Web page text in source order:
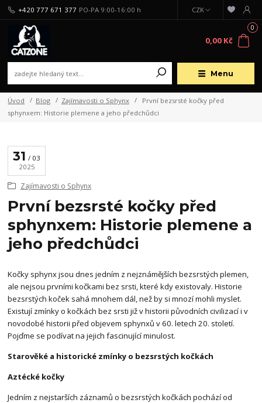
Menu
CZK
+420 777 671 377 PO-PA 9:00-16:00 h
0
0,00 Kč
Úvod Blog Zajímavosti o Sphynx
První bezsrsté kočky před
sphynxem: Historie plemene a jeho předchůdci
31
03
2025
Zajímavosti o Sphynx
První bezsrsté kočky před
sphynxem: Historie plemene a
jeho předchůdci
Kočky sphynx jsou dnes jedním z nejznámějších bezsrstých plemen,
ale nejsou prvními kočkami bez srsti, které kdy existovaly. Historie
bezsrstých koček sahá mnohem dál, než by si mnozí mohli myslet.
Existují zmínky o kočkách bez srsti již v historii původních civilizací i v
novodobé historii před objevem sphynxů v 60. letech 20. století.
Pojďme se podívat na jejich fascinující minulost.
Starověké a historické zmínky o bezsrstých kočkách
Aztécké kočky
Jedním z nejstarších záznamů o bezsrstých kočkách pochází od